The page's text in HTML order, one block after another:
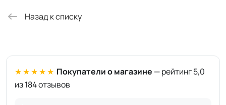
Назад к списку
★★★★★ Покупатели о магазине — рейтинг 5,0
из 184 отзывов